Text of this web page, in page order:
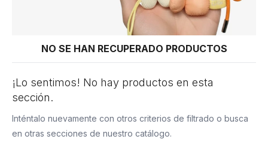
NO SE HAN RECUPERADO PRODUCTOS
¡Lo sentimos! No hay productos en esta
sección.
Inténtalo nuevamente con otros criterios de filtrado o busca
en otras secciones de nuestro catálogo.